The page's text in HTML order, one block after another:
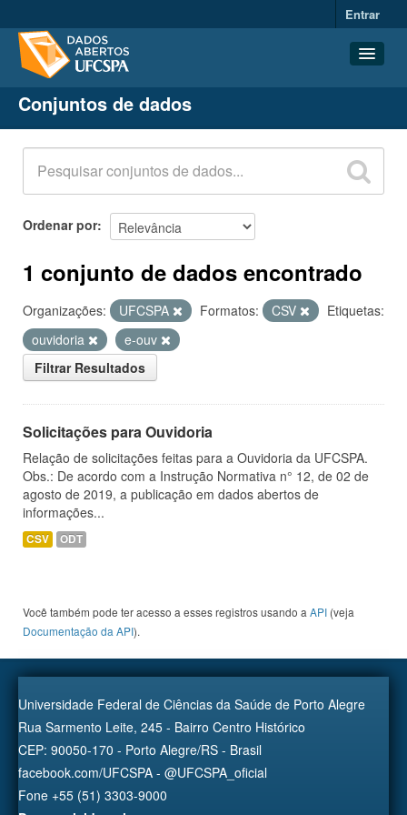
Entrar
Conjuntos de dados
Organizações
Grupos
Sobre
Conjuntos de dados
Ordenar por
1 conjunto de dados encontrado
Organizações: UFCSPA Formatos: CSV
Etiquetas:
ouvidoria
e-ouv
Filtrar Resultados
Solicitações para Ouvidoria
Relação de solicitações feitas para a Ouvidoria da UFCSPA.
Obs.: De acordo com a Instrução Normativa n° 12, de 02 de
agosto de 2019, a publicação em dados abertos de
informações...
CSV ODT
Você também pode ter acesso a esses registros usando a API (veja
Documentação da API).
Universidade Federal de Ciências da Saúde de Porto Alegre
Rua Sarmento Leite, 245 - Bairro Centro Histórico
CEP: 90050-170 - Porto Alegre/RS - Brasil
facebook.com/UFCSPA - @UFCSPA_oficial
Fone +55 (51) 3303-9000